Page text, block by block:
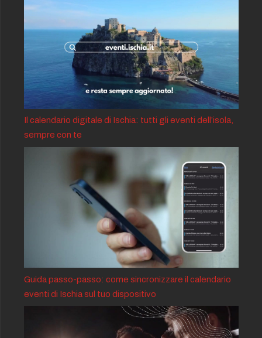
Il calendario digitale di Ischia: tutti gli eventi dell’isola,
sempre con te
Guida passo-passo: come sincronizzare il calendario
eventi di Ischia sul tuo dispositivo